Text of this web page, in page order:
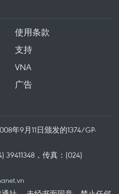
使用条款
支持
VNA
广告
年9月11日颁发的1374/GP-
39411348，传真：(024)